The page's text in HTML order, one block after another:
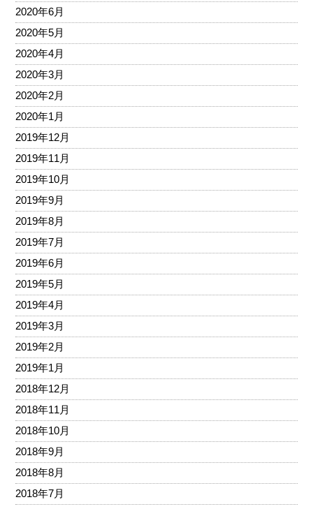
2020年6月
2020年5月
2020年4月
2020年3月
2020年2月
2020年1月
2019年12月
2019年11月
2019年10月
2019年9月
2019年8月
2019年7月
2019年6月
2019年5月
2019年4月
2019年3月
2019年2月
2019年1月
2018年12月
2018年11月
2018年10月
2018年9月
2018年8月
2018年7月